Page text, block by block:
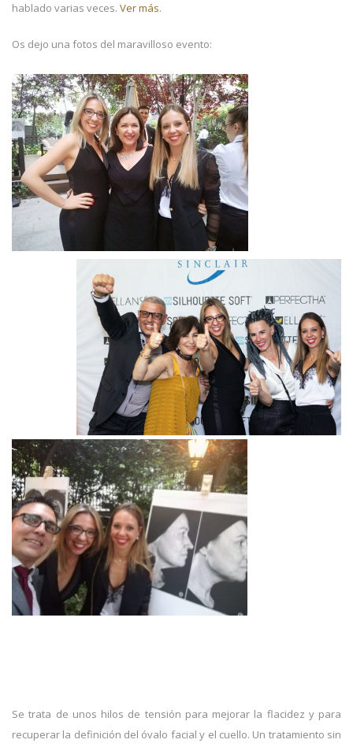
hablado varias veces. Ver más.
Os dejo una fotos del maravilloso evento:
Se trata de unos hilos de tensión para mejorar la flacidez y para
recuperar la definición del óvalo facial y el cuello. Un tratamiento sin